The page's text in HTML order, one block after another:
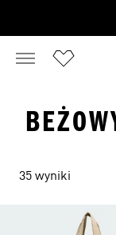
35 wyniki